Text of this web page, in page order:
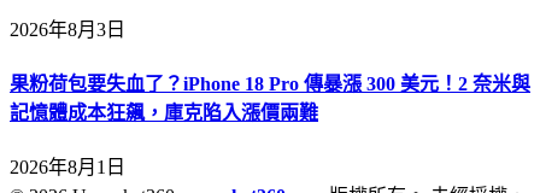
2026年8月3日
果粉荷包要失血了？iPhone 18 Pro 傳暴漲 300 美元！2 奈米與
記憶體成本狂飆，庫克陷入漲價兩難
2026年8月1日